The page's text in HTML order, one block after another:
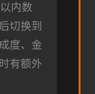
内数
切换到
度、金
有额外